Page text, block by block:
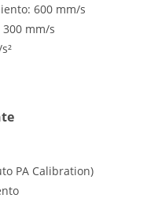
600 mm/s
mm/s
PA Calibration)